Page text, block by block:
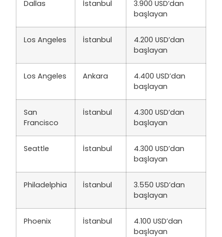
Dallas İstanbul
3.900 USD’dan
başlayan
Los Angeles İstanbul
4.200 USD’dan
başlayan
Los Angeles Ankara
4.400 USD’dan
başlayan
San
Francisco
İstanbul
4.300 USD’dan
başlayan
Seattle İstanbul
4.300 USD’dan
başlayan
Philadelphia İstanbul
3.550 USD’dan
başlayan
Phoenix İstanbul
4.100 USD’dan
başlayan